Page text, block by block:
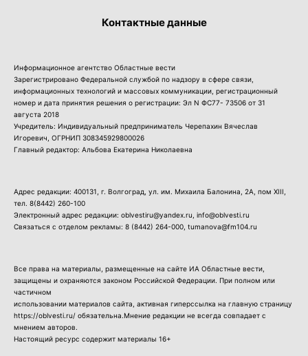
Контактные данные
Информационное агентство Областные вести
Зарегистрировано Федеральной службой по надзору в сфере связи,
информационных технологий и массовых коммуникации, регистрационный
номер и дата принятия решения о регистрации: Эл N ФС77- 73506 от 31
августа 2018
Учредитель: Индивидуальный предприниматель Черепахин Вячеслав
Игоревич, ОГРНИП 308345929800026
Главный редактор: Альбова Екатерина Николаевна
Адрес редакции: 400131, г. Волгоград, ул. им. Михаила Балонина, 2А, пом XIII,
тел. 8(8442) 260-100
Электронный адрес редакции: oblvestiru@yandex.ru, info@oblvesti.ru
Связаться с отделом рекламы: 8 (8442) 264-000 , tumanova@fm104.ru
Все права на материалы, размещенные на сайте ИА Областные вести,
защищены и охраняются законом Российской Федерации. При полном или
частичном
использовании материалов сайта, активная гиперссылка на главную страницу
https://oblvesti.ru/ обязательна.Мнение редакции не всегда совпадает с
мнением авторов.
Настоящий ресурс содержит материалы 16+